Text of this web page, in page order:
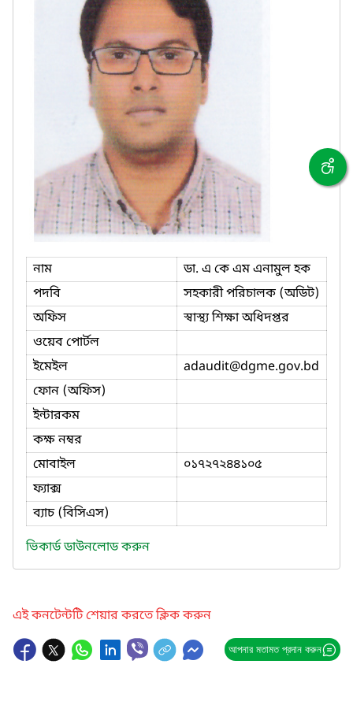
নাম
ডা. এ কে এম এনামুল হক
পদবি
সহকারী পরিচালক (অডিট)
অফিস
স্বাস্থ্য শিক্ষা অধিদপ্তর
ওয়েব পোর্টল
ইমেইল
adaudit@dgme.gov.bd
ফোন (অফিস)
ইন্টারকম
কক্ষ নম্বর
মোবাইল
০১৭২৭২৪৪১০৫
ফ্যাক্স
ব্যাচ (বিসিএস)
ভিকার্ড ডাউনলোড করুন
এই কনটেন্টটি শেয়ার করতে ক্লিক করুন
আপনার মতামত প্রদান করুন